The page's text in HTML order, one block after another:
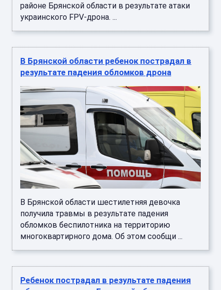
районе Брянской области в результате атаки
украинского FPV-дрона. ...
В Брянской области ребенок пострадал в
результате падения обломков дрона
В Брянской области шестилетняя девочка
получила травмы в результате падения
обломков беспилотника на территорию
многоквартирного дома. Об этом сообщи ...
Ребенок пострадал в результате падения